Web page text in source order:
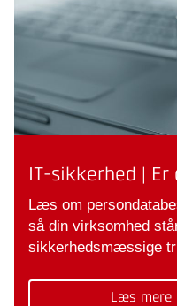
IT-sikkerhed |
Læs om
så din virksomhed
sikkerhedsmæssige
Læs mere